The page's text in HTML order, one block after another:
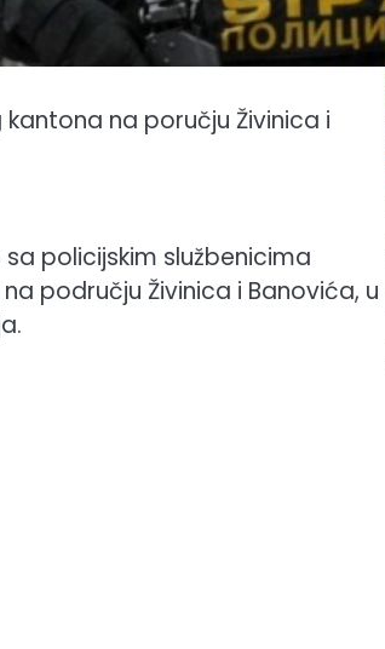
kantona na poručju Živinica i
policijskim službenicima
području Živinica i Banovića, u